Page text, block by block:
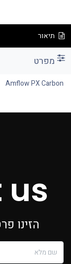
תיאור
Amflow PX Carbon
הזינו